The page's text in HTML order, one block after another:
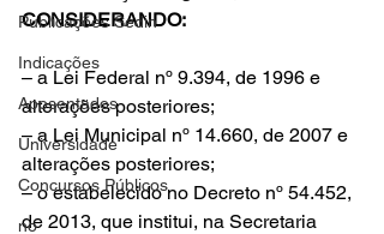
Publicações Sedin
Indicações
Aposentados
Universidade
Concursos Públicos
no
CONSIDERANDO:
– a Lei Federal nº 9.394, de 1996 e
alterações posteriores;
– a Lei Municipal nº 14.660, de 2007 e
alterações posteriores;
– o estabelecido no Decreto nº 54.452,
de 2013, que institui, na Secretaria